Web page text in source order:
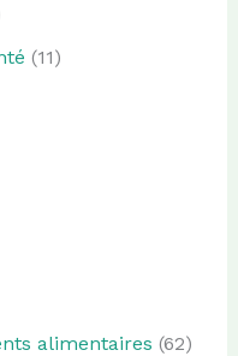
(11)
alimentaires (62)